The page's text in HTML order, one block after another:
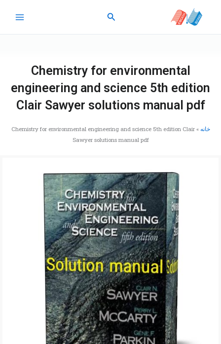
جستجو
Chemistry for environmental
engineering and science 5th edition
Clair Sawyer solutions manual pdf
خانه »
Chemistry for environmental engineering and science 5th edition Clair
Sawyer solutions manual pdf